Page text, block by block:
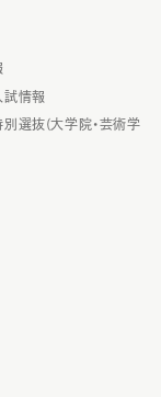
試情報
選抜(大学院・芸術学